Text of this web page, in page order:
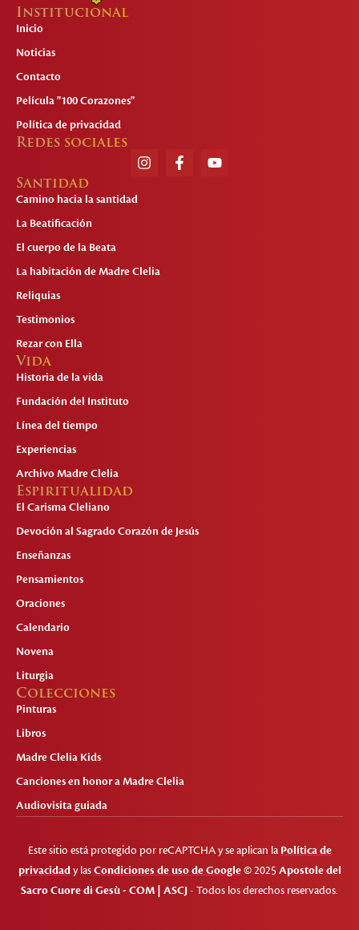
Institucional
Inicio
Noticias
Contacto
Película "100 Corazones"
Política de privacidad
Redes sociales
Santidad
Camino hacia la santidad
La Beatificación
El cuerpo de la Beata
La habitación de Madre Clelia
Reliquias
Testimonios
Rezar con Ella
Vida
Historia de la vida
Fundación del Instituto
Línea del tiempo
Experiencias
Archivo Madre Clelia
Espiritualidad
El Carisma Cleliano
Devoción al Sagrado Corazón de Jesús
Enseñanzas
Pensamientos
Oraciones
Calendario
Novena
Liturgia
Colecciones
Pinturas
Libros
Madre Clelia Kids
Canciones en honor a Madre Clelia
Audiovisita guiada
Este sitio está protegido por reCAPTCHA y se aplican la Política de
privacidady lasCondiciones de uso de Google© 2025Apostole del
Sacro Cuore di Gesù - COM | ASCJ- Todos los derechos reservados.